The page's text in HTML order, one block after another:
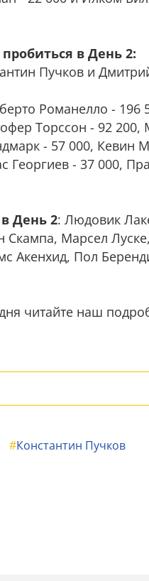
в День 2:
Пучков и
Романелло - 196
Торссон - 92 200,
- 57 000, Кевин
Георгиев - 37 000,
День 2: Людовик
Скампа, Марсел
Акенхид, Пол
читайте наш
#Константин Пучков